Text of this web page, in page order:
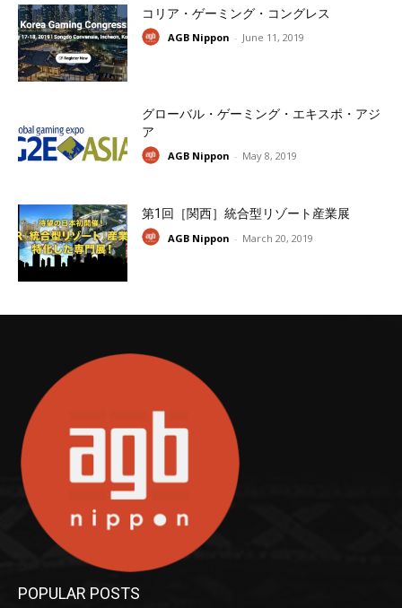
コリア・ゲーミング・コングレス
AGB Nippon - June 11, 2019
グローバル・ゲーミング・エキスポ・アジ
ア
AGB Nippon - May 8, 2019
第1回［関西］統合型リゾート産業展
AGB Nippon - March 20, 2019
POPULAR POSTS